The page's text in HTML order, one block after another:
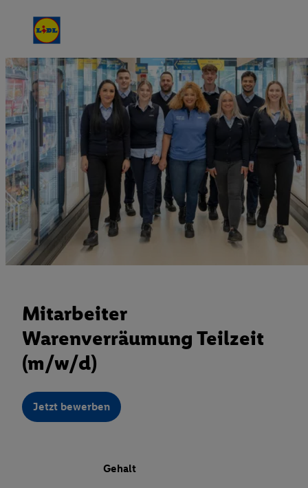
Mitarbeiter
Warenverräumung Teilzeit
(m/w/d)
Jetzt bewerben
Gehalt